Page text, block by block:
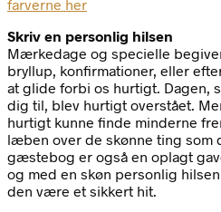
farverne her
Skriv en personlig hilsen
Mærkedage og specielle
bryllup, konfirmationer, eller
at glide forbi os hurtigt. Dagen,
dig til, blev hurtigt overstået.
hurtigt kunne finde minderne
læben over de skønne ting som
gæstebog er også en oplagt
og med en skøn personlig
den være et sikkert hit.